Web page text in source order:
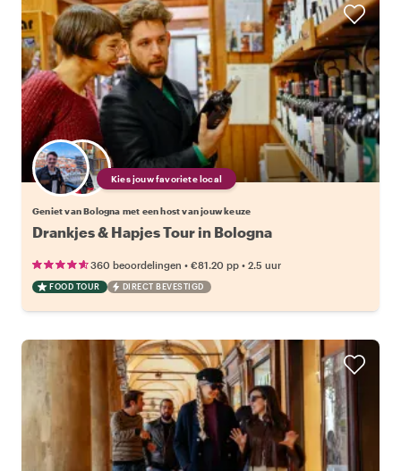
Kies jouw favoriete local
Geniet van Bologna met een host van jouw keuze
Drankjes & Hapjes Tour in Bologna
360 beoordelingen • €81.20 pp • 2.5 uur
FOOD TOUR DIRECT BEVESTIGD